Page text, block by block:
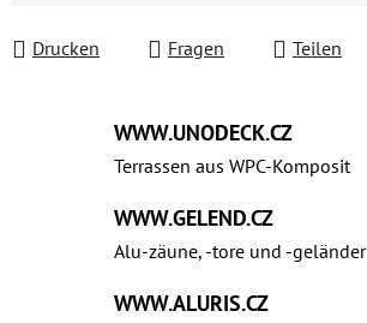
Drucken Fragen Teilen
WWW.UNODECK.CZ
Terrassen aus WPC‑Komposit
WWW.GELEND.CZ
Alu-zäune, -tore und -geländer
WWW.ALURIS.CZ